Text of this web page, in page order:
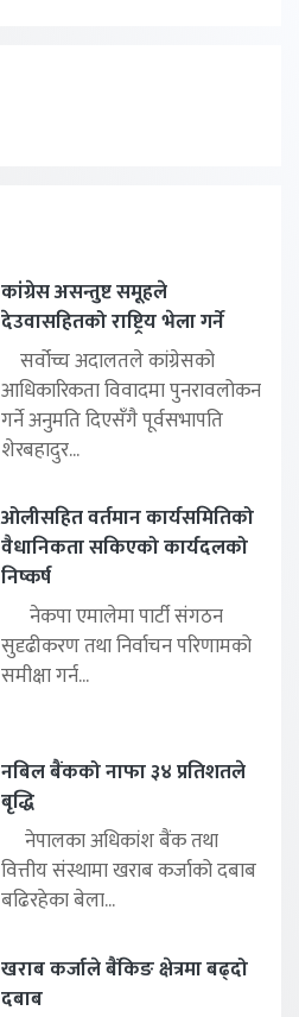
कांग्रेस असन्तुष्ट समूहले
देउवासहितको राष्ट्रिय भेला गर्ने
सर्वोच्च अदालतले कांग्रेसको
आधिकारिकता विवादमा पुनरावलोकन
गर्ने अनुमति दिएसँगै पूर्वसभापति
शेरबहादुर...
ओलीसहित वर्तमान कार्यसमितिको
वैधानिकता सकिएको कार्यदलको
निष्कर्ष
नेकपा एमालेमा पार्टी संगठन
सुदृढीकरण तथा निर्वाचन परिणामको
समीक्षा गर्न...
नबिल बैंकको नाफा ३४ प्रतिशतले
बृद्धि
नेपालका अधिकांश बैंक तथा
वित्तीय संस्थामा खराब कर्जाको दबाब
बढिरहेका बेला...
खराब कर्जाले बैंकिङ क्षेत्रमा बढ्दो
दबाब